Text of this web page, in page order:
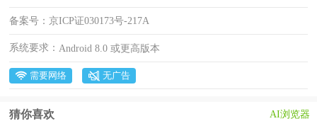
备案号： 京ICP证030173号-217A
系统要求： Android 8.0 或更高版本
需要网络 无广告
AI浏览器
猜你喜欢